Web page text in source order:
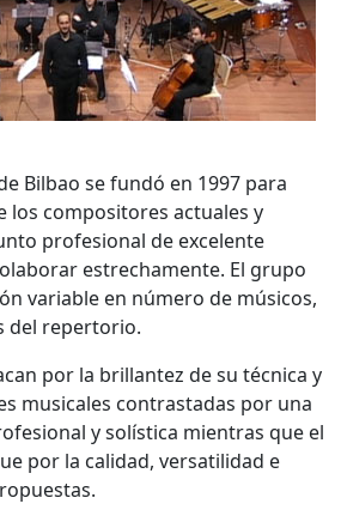
Bilbao se fundó en 1997 para
los compositores actuales y
profesional de excelente
estrechamente. El grupo
variable en número de músicos,
del repertorio.
por la brillantez de su técnica y
musicales contrastadas por una
y solística mientras que el
por la calidad, versatilidad e